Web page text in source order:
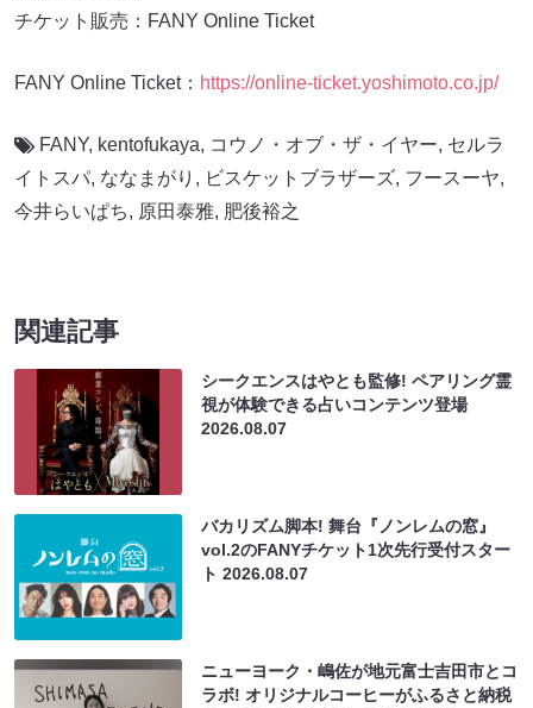
チケット販売：FANY Online Ticket
FANY Online Ticket： https://online-ticket.yoshimoto.co.jp/
FANY, kentofukaya, コウノ・オブ・ザ・イヤー, セルラ
イトスパ, ななまがり , ビスケットブラザーズ, フースーヤ,
今井らいぱち, 原田泰雅, 肥後裕之
関連記事
シークエンスはやとも監修! ペアリング霊
視が体験できる占いコンテンツ登場
2026.08.07
バカリズム脚本! 舞台『ノンレムの窓』
vol.2のFANYチケット1次先行受付スター
ト2026.08.07
ニューヨーク・嶋佐が地元富士吉田市とコ
ラボ! オリジナルコーヒーがふるさと納税